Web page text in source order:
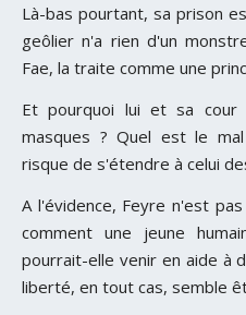
Là-bas pourtant, sa prison
geôlier n'a rien d'un
Fae, la traite comme une
Et pourquoi lui et sa cour
masques ? Quel est le
risque de s'étendre à celui
A l'évidence, Feyre n'est
comment une jeune
pourrait-elle venir en aide à
liberté, en tout cas, semble